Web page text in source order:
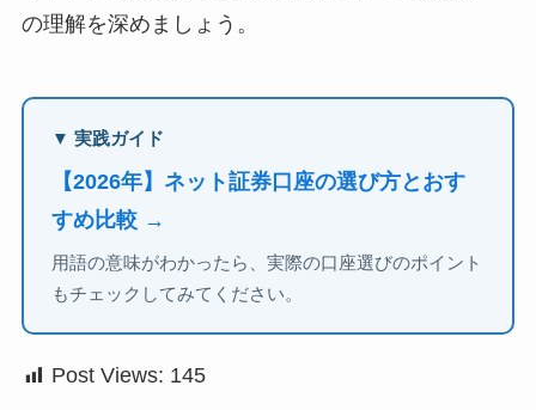
の理解を深めましょう。
▼ 実践ガイド
【2026年】ネット証券口座の選び方とおす
すめ比較 →
用語の意味がわかったら、実際の口座選びのポイント
もチェックしてみてください。
Post Views: 145